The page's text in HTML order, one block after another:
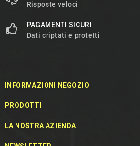
Risposte veloci
PAGAMENTI SICURI
Dati criptati e protetti
INFORMAZIONI NEGOZIO
PRODOTTI
LA NOSTRA AZIENDA